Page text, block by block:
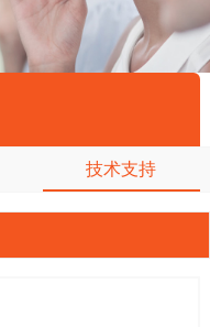
技术支持